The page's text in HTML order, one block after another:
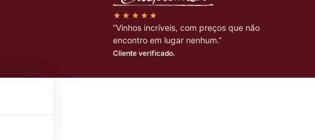
★★★★★
“Vinhos incríveis, com preços que não
encontro em lugar nenhum.”
Cliente verificado.